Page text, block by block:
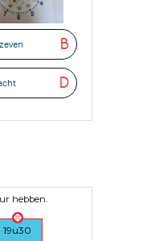
B
D
hebben.
19u30